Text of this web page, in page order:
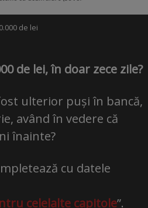
de lei
de lei, în doar zece zile?
ulterior puși în bancă,
având în vedere că
înainte?
cu datele
celelalte capitole”.